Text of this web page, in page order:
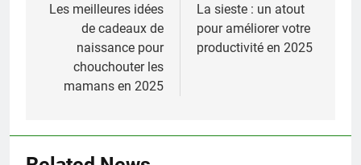
de
l’article
Les meilleures idées
de cadeaux de
naissance pour
chouchouter les
mamans en 2025
La sieste : un atout
pour améliorer votre
productivité en 2025